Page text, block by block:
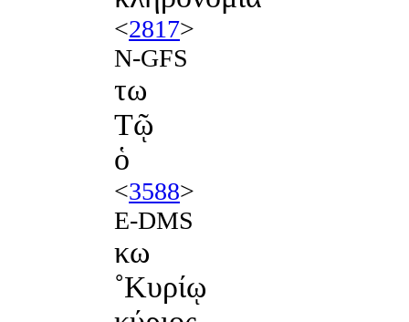
<2817>
N-GFS
τω
Τῷ
ὁ
<3588>
E-DMS
κω
˚Κυρίῳ